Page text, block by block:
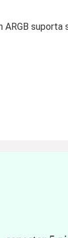
suporta